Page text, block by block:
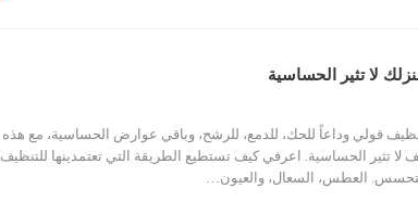
لا تثير الحساسية
قولي وداعاً للحك، للدمع، للرشح، وباقي عوارض الحساسية، مع هذه
لا تثير الحساسية. اعرفي كيف تستطيع الطريقة التي تعتمدينها للتنظيف
العطس، السعال، والعيون…